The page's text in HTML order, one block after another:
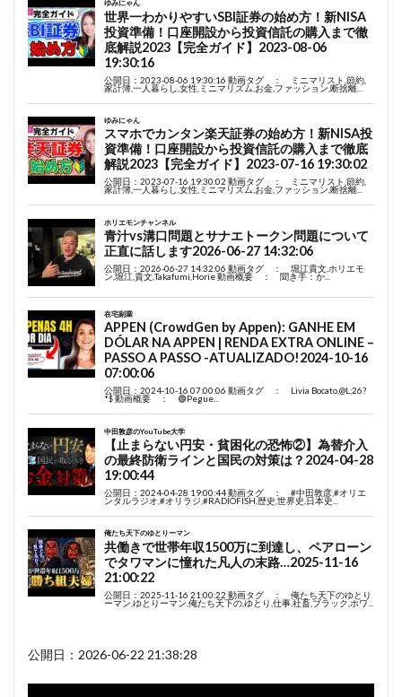
公開日：2026-06-22 21:38:28